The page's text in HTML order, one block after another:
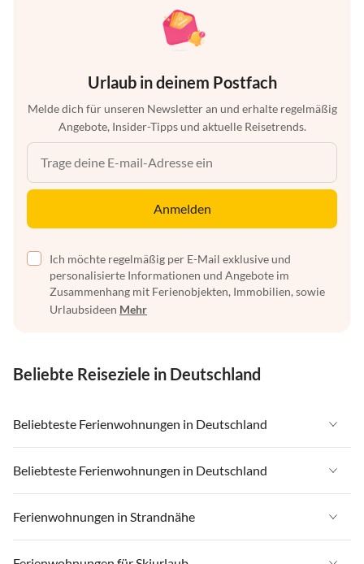
Urlaub in deinem Postfach
Melde dich für unseren Newsletter an und erhalte regelmäßig
Angebote, Insider-Tipps und aktuelle Reisetrends.
Anmelden
Ich möchte regelmäßig per E-Mail exklusive und
personalisierte Informationen und Angebote im
Zusammenhang mit Ferienobjekten, Immobilien, sowie
Urlaubsideen Mehr
Beliebte Reiseziele in Deutschland
Beliebteste Ferienwohnungen in Deutschland
Ferienwohnungen in Deutschland
Ferienwohnungen in Ostsee
Ferienwohnungen in Nordsee
Beliebteste Ferienwohnungen in Deutschland
Ferienwohnungen in Deutschland
Ferienwohnungen in Ostsee
Ferienwohnungen in Strandnähe
Ferienwohnungen in Strandnähe in Deutschland